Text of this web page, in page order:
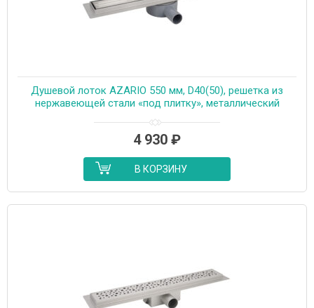
Душевой лоток AZARIO 550 мм, D40(50), решетка из
нержавеющей стали «под плитку», металлический
(AZT3TILE550)
4 930 ₽
В КОРЗИНУ